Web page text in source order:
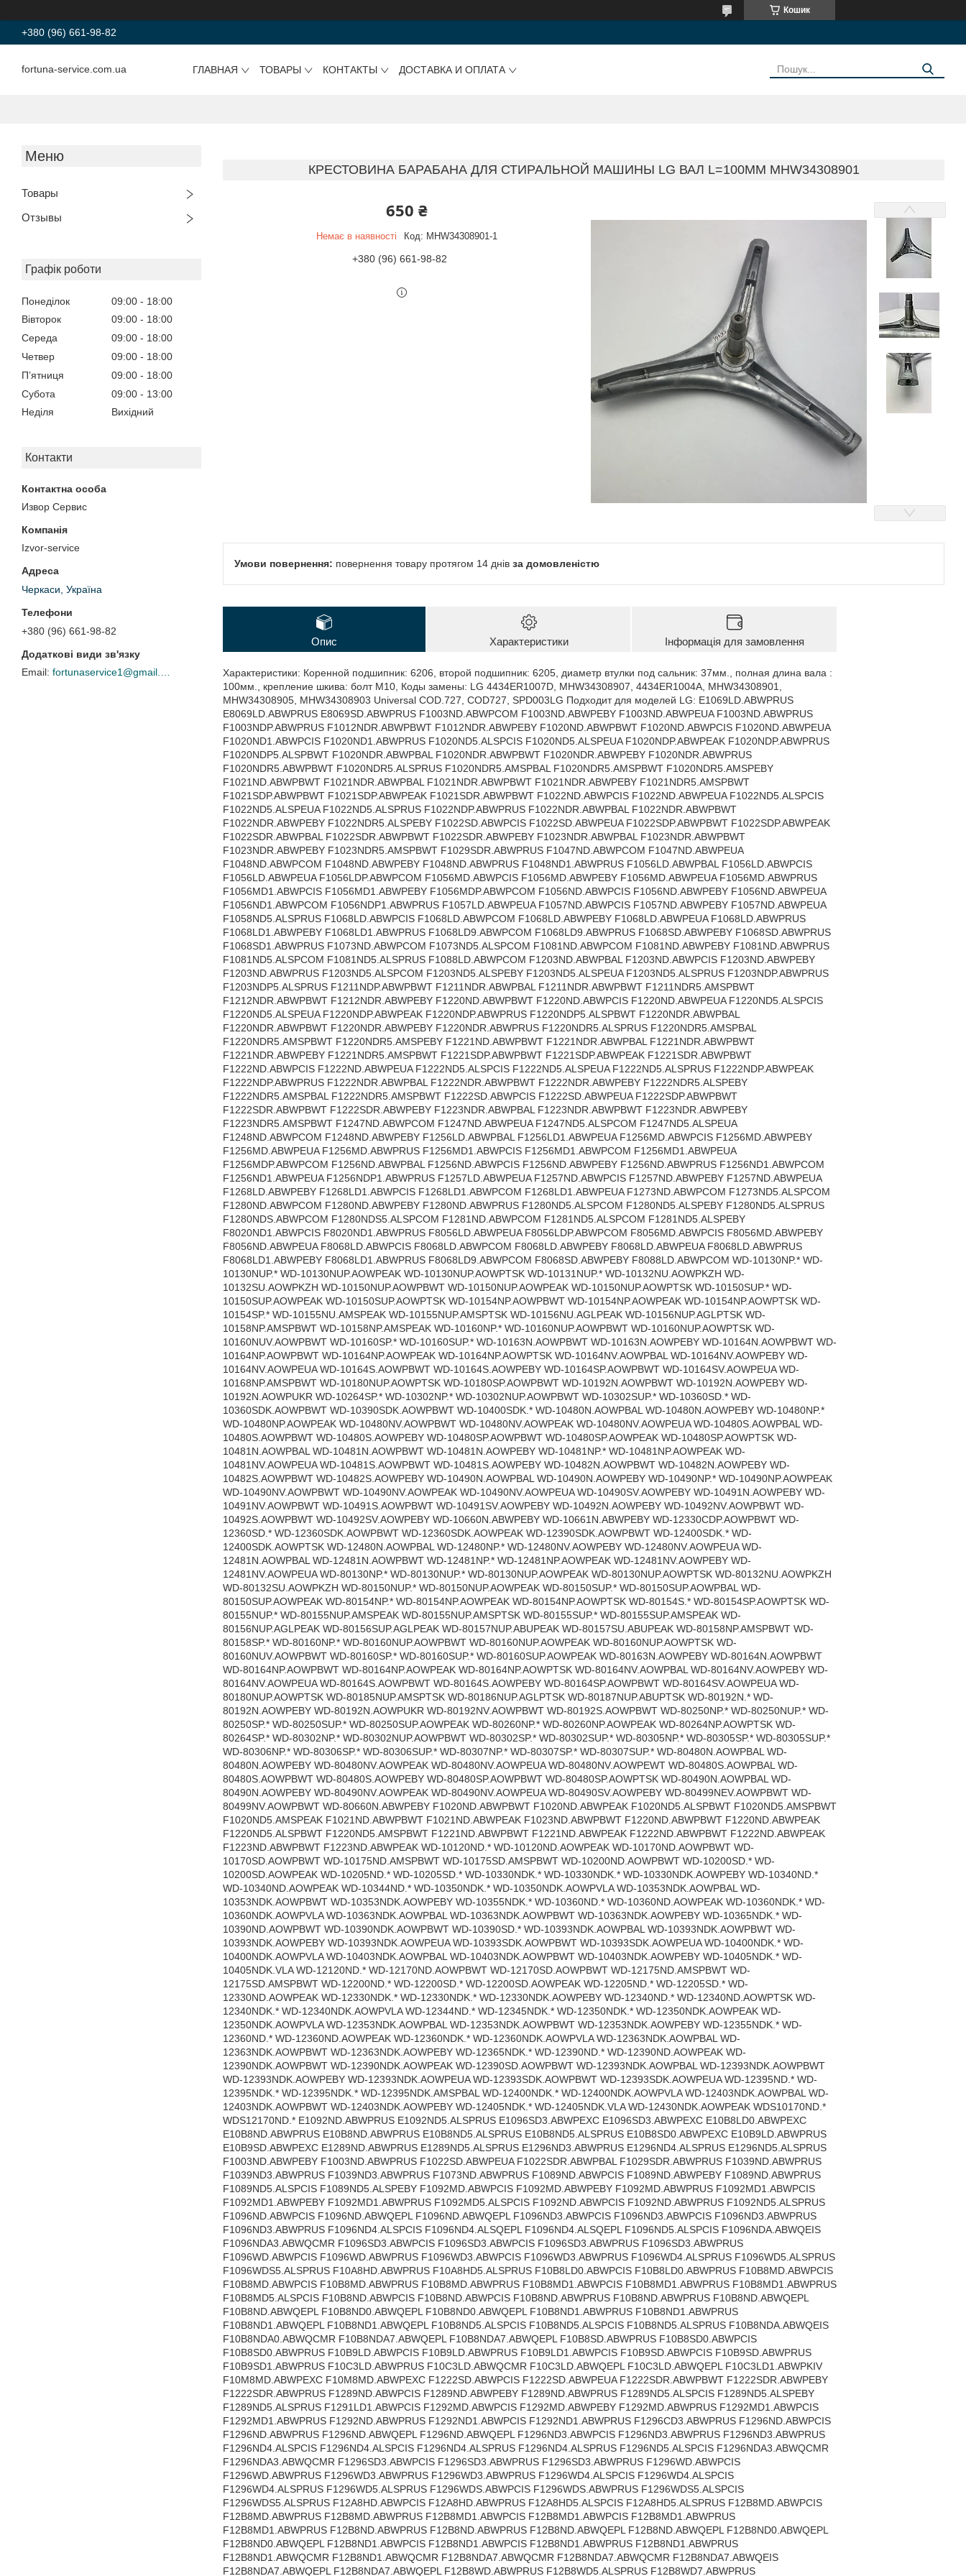
Кошик
+380 (96) 661-98-82
fortuna-service.com.ua ГЛАВНАЯ ТОВАРЫ КОНТАКТЫ ДОСТАВКА И ОПЛАТА
Товары
Отзывы
Графік роботи
Понеділок 09:00
18:00
Вівторок
09:00
18:00
Середа
09:00
18:00
Четвер
09:00
18:00
Пʼятниця
09:00
18:00
Субота
09:00
13:00
Неділя
Вихідний
Контакти
Извор Сервис
Izvor-service
Черкаси, Україна
+380 (96) 661-98-82
КРЕСТОВИНА БАРАБАНА ДЛЯ СТИРАЛЬНОЙ МАШИНЫ LG ВАЛ L=100MM MHW34308901
650 ₴
Немає в наявності Код: MHW34308901-1
+380 (96) 661-98-82
повернення товару протягом 14 днів за домовленістю
Опис Характеристики Інформація для замовлення
Характеристики: Коренной подшипник: 6206, второй подшипник: 6205, диаметр втулки под сальник: 37мм., полная длина вала : 100мм., крепление шкива: болт М10, Коды замены: LG 4434ER1007D, MHW34308907, 4434ER1004A, MHW34308901, MHW34308905, MHW34308903 Universal COD.727, COD727, SPD003LG Подходит для моделей LG: E1069LD.ABWPRUS E8069LD.ABWPRUS E8069SD.ABWPRUS F1003ND.ABWPCOM F1003ND.ABWPEBY F1003ND.ABWPEUA F1003ND.ABWPRUS F1003NDP.ABWPRUS F1012NDR.ABWPBWT F1012NDR.ABWPEBY F1020ND.ABWPBWT F1020ND.ABWPCIS F1020ND.ABWPEUA F1020ND1.ABWPCIS F1020ND1.ABWPRUS F1020ND5.ALSPCIS F1020ND5.ALSPEUA F1020NDP.ABWPEAK F1020NDP.ABWPRUS F1020NDP5.ALSPBWT F1020NDR.ABWPBAL F1020NDR.ABWPBWT F1020NDR.ABWPEBY F1020NDR.ABWPRUS F1020NDR5.ABWPBWT F1020NDR5.ALSPRUS F1020NDR5.AMSPBAL F1020NDR5.AMSPBWT F1020NDR5.AMSPEBY F1021ND.ABWPBWT F1021NDR.ABWPBAL F1021NDR.ABWPBWT F1021NDR.ABWPEBY F1021NDR5.AMSPBWT F1021SDP.ABWPBWT F1021SDP.ABWPEAK F1021SDR.ABWPBWT F1022ND.ABWPCIS F1022ND.ABWPEUA F1022ND5.ALSPCIS F1022ND5.ALSPEUA F1022ND5.ALSPRUS F1022NDP.ABWPRUS F1022NDR.ABWPBAL F1022NDR.ABWPBWT F1022NDR.ABWPEBY F1022NDR5.ALSPEBY F1022SD.ABWPCIS F1022SD.ABWPEUA F1022SDP.ABWPBWT F1022SDP.ABWPEAK F1022SDR.ABWPBAL F1022SDR.ABWPBWT F1022SDR.ABWPEBY F1023NDR.ABWPBAL F1023NDR.ABWPBWT F1023NDR.ABWPEBY F1023NDR5.AMSPBWT F1029SDR.ABWPRUS F1047ND.ABWPCOM F1047ND.ABWPEUA F1048ND.ABWPCOM F1048ND.ABWPEBY F1048ND.ABWPRUS F1048ND1.ABWPRUS F1056LD.ABWPBAL F1056LD.ABWPCIS F1056LD.ABWPEUA F1056LDP.ABWPCOM F1056MD.ABWPCIS F1056MD.ABWPEBY F1056MD.ABWPEUA F1056MD.ABWPRUS F1056MD1.ABWPCIS F1056MD1.ABWPEBY F1056MDP.ABWPCOM F1056ND.ABWPCIS F1056ND.ABWPEBY F1056ND.ABWPEUA F1056ND1.ABWPCOM F1056NDP1.ABWPRUS F1057LD.ABWPEUA F1057ND.ABWPCIS F1057ND.ABWPEBY F1057ND.ABWPEUA F1058ND5.ALSPRUS F1068LD.ABWPCIS F1068LD.ABWPCOM F1068LD.ABWPEBY F1068LD.ABWPEUA F1068LD.ABWPRUS F1068LD1.ABWPEBY F1068LD1.ABWPRUS F1068LD9.ABWPCOM F1068LD9.ABWPRUS F1068SD.ABWPEBY F1068SD.ABWPRUS F1068SD1.ABWPRUS F1073ND.ABWPCOM F1073ND5.ALSPCOM F1081ND.ABWPCOM F1081ND.ABWPEBY F1081ND.ABWPRUS F1081ND5.ALSPCOM F1081ND5.ALSPRUS F1088LD.ABWPCOM F1203ND.ABWPBAL F1203ND.ABWPCIS F1203ND.ABWPEBY F1203ND.ABWPRUS F1203ND5.ALSPCOM F1203ND5.ALSPEBY F1203ND5.ALSPEUA F1203ND5.ALSPRUS F1203NDP.ABWPRUS F1203NDP5.ALSPRUS F1211NDP.ABWPBWT F1211NDR.ABWPBAL F1211NDR.ABWPBWT F1211NDR5.AMSPBWT F1212NDR.ABWPBWT F1212NDR.ABWPEBY F1220ND.ABWPBWT F1220ND.ABWPCIS F1220ND.ABWPEUA F1220ND5.ALSPCIS F1220ND5.ALSPEUA F1220NDP.ABWPEAK F1220NDP.ABWPRUS F1220NDP5.ALSPBWT F1220NDR.ABWPBAL F1220NDR.ABWPBWT F1220NDR.ABWPEBY F1220NDR.ABWPRUS F1220NDR5.ALSPRUS F1220NDR5.AMSPBAL F1220NDR5.AMSPBWT F1220NDR5.AMSPEBY F1221ND.ABWPBWT F1221NDR.ABWPBAL F1221NDR.ABWPBWT F1221NDR.ABWPEBY F1221NDR5.AMSPBWT F1221SDP.ABWPBWT F1221SDP.ABWPEAK F1221SDR.ABWPBWT F1222ND.ABWPCIS F1222ND.ABWPEUA F1222ND5.ALSPCIS F1222ND5.ALSPEUA F1222ND5.ALSPRUS F1222NDP.ABWPEAK F1222NDP.ABWPRUS F1222NDR.ABWPBAL F1222NDR.ABWPBWT F1222NDR.ABWPEBY F1222NDR5.ALSPEBY F1222NDR5.AMSPBAL F1222NDR5.AMSPBWT F1222SD.ABWPCIS F1222SD.ABWPEUA F1222SDP.ABWPBWT F1222SDR.ABWPBWT F1222SDR.ABWPEBY F1223NDR.ABWPBAL F1223NDR.ABWPBWT F1223NDR.ABWPEBY F1223NDR5.AMSPBWT F1247ND.ABWPCOM F1247ND.ABWPEUA F1247ND5.ALSPCOM F1247ND5.ALSPEUA F1248ND.ABWPCOM F1248ND.ABWPEBY F1256LD.ABWPBAL F1256LD1.ABWPEUA F1256MD.ABWPCIS F1256MD.ABWPEBY F1256MD.ABWPEUA F1256MD.ABWPRUS F1256MD1.ABWPCIS F1256MD1.ABWPCOM F1256MD1.ABWPEUA F1256MDP.ABWPCOM F1256ND.ABWPBAL F1256ND.ABWPCIS F1256ND.ABWPEBY F1256ND.ABWPRUS F1256ND1.ABWPCOM F1256ND1.ABWPEUA F1256NDP1.ABWPRUS F1257LD.ABWPEUA F1257ND.ABWPCIS F1257ND.ABWPEBY F1257ND.ABWPEUA F1268LD.ABWPEBY F1268LD1.ABWPCIS F1268LD1.ABWPCOM F1268LD1.ABWPEUA F1273ND.ABWPCOM F1273ND5.ALSPCOM F1280ND.ABWPCOM F1280ND.ABWPEBY F1280ND.ABWPRUS F1280ND5.ALSPCOM F1280ND5.ALSPEBY F1280ND5.ALSPRUS F1280NDS.ABWPCOM F1280NDS5.ALSPCOM F1281ND.ABWPCOM F1281ND5.ALSPCOM F1281ND5.ALSPEBY F8020ND1.ABWPCIS F8020ND1.ABWPRUS F8056LD.ABWPEUA F8056LDP.ABWPCOM F8056MD.ABWPCIS F8056MD.ABWPEBY F8056ND.ABWPEUA F8068LD.ABWPCIS F8068LD.ABWPCOM F8068LD.ABWPEBY F8068LD.ABWPEUA F8068LD.ABWPRUS F8068LD1.ABWPEBY F8068LD1.ABWPRUS F8068LD9.ABWPCOM F8068SD.ABWPEBY F8088LD.ABWPCOM WD-10130NP.* WD-10130NUP.* WD-10130NUP.AOWPEAK WD-10130NUP.AOWPTSK WD-10131NUP.* WD-10132NU.AOWPKZH WD-10132SU.AOWPKZH WD-10150NUP.AOWPBWT WD-10150NUP.AOWPEAK WD-10150NUP.AOWPTSK WD-10150SUP.* WD-10150SUP.AOWPEAK WD-10150SUP.AOWPTSK WD-10154NP.AOWPBWT WD-10154NP.AOWPEAK WD-10154NP.AOWPTSK WD-10154SP.* WD-10155NU.AMSPEAK WD-10155NUP.AMSPTSK WD-10156NU.AGLPEAK WD-10156NUP.AGLPTSK WD-10158NP.AMSPBWT WD-10158NP.AMSPEAK WD-10160NP.* WD-10160NUP.AOWPBWT WD-10160NUP.AOWPTSK WD-10160NUV.AOWPBWT WD-10160SP.* WD-10160SUP.* WD-10163N.AOWPBWT WD-10163N.AOWPEBY WD-10164N.AOWPBWT WD-10164NP.AOWPBWT WD-10164NP.AOWPEAK WD-10164NP.AOWPTSK WD-10164NV.AOWPBAL WD-10164NV.AOWPEBY WD-10164NV.AOWPEUA WD-10164S.AOWPBWT WD-10164S.AOWPEBY WD-10164SP.AOWPBWT WD-10164SV.AOWPEUA WD-10168NP.AMSPBWT WD-10180NUP.AOWPTSK WD-10180SP.AOWPBWT WD-10192N.AOWPBWT WD-10192N.AOWPEBY WD-10192N.AOWPUKR WD-10264SP.* WD-10302NP.* WD-10302NUP.AOWPBWT WD-10302SUP.* WD-10360SD.* WD-10360SDK.AOWPBWT WD-10390SDK.AOWPBWT WD-10400SDK.* WD-10480N.AOWPBAL WD-10480N.AOWPEBY WD-10480NP.* WD-10480NP.AOWPEAK WD-10480NV.AOWPBWT WD-10480NV.AOWPEAK WD-10480NV.AOWPEUA WD-10480S.AOWPBAL WD-10480S.AOWPBWT WD-10480S.AOWPEBY WD-10480SP.AOWPBWT WD-10480SP.AOWPEAK WD-10480SP.AOWPTSK WD-10481N.AOWPBAL WD-10481N.AOWPBWT WD-10481N.AOWPEBY WD-10481NP.* WD-10481NP.AOWPEAK WD-10481NV.AOWPEUA WD-10481S.AOWPBWT WD-10481S.AOWPEBY WD-10482N.AOWPBWT WD-10482N.AOWPEBY WD-10482S.AOWPBWT WD-10482S.AOWPEBY WD-10490N.AOWPBAL WD-10490N.AOWPEBY WD-10490NP.* WD-10490NP.AOWPEAK WD-10490NV.AOWPBWT WD-10490NV.AOWPEAK WD-10490NV.AOWPEUA WD-10490SV.AOWPEBY WD-10491N.AOWPEBY WD-10491NV.AOWPBWT WD-10491S.AOWPBWT WD-10491SV.AOWPEBY WD-10492N.AOWPEBY WD-10492NV.AOWPBWT WD-10492S.AOWPBWT WD-10492SV.AOWPEBY WD-10660N.ABWPEBY WD-10661N.ABWPEBY WD-12330CDP.AOWPBWT WD-12360SD.* WD-12360SDK.AOWPBWT WD-12360SDK.AOWPEAK WD-12390SDK.AOWPBWT WD-12400SDK.* WD-12400SDK.AOWPTSK WD-12480N.AOWPBAL WD-12480NP.* WD-12480NV.AOWPEBY WD-12480NV.AOWPEUA WD-12481N.AOWPBAL WD-12481N.AOWPBWT WD-12481NP.* WD-12481NP.AOWPEAK WD-12481NV.AOWPEBY WD-12481NV.AOWPEUA WD-80130NP.* WD-80130NUP.* WD-80130NUP.AOWPEAK WD-80130NUP.AOWPTSK WD-80132NU.AOWPKZH WD-80132SU.AOWPKZH WD-80150NUP.* WD-80150NUP.AOWPEAK WD-80150SUP.* WD-80150SUP.AOWPBAL WD-80150SUP.AOWPEAK WD-80154NP.* WD-80154NP.AOWPEAK WD-80154NP.AOWPTSK WD-80154S.* WD-80154SP.AOWPTSK WD-80155NUP.* WD-80155NUP.AMSPEAK WD-80155NUP.AMSPTSK WD-80155SUP.* WD-80155SUP.AMSPEAK WD-80156NUP.AGLPEAK WD-80156SUP.AGLPEAK WD-80157NUP.ABUPEAK WD-80157SU.ABUPEAK WD-80158NP.AMSPBWT WD-80158SP.* WD-80160NP.* WD-80160NUP.AOWPBWT WD-80160NUP.AOWPEAK WD-80160NUP.AOWPTSK WD-80160NUV.AOWPBWT WD-80160SP.* WD-80160SUP.* WD-80160SUP.AOWPEAK WD-80163N.AOWPEBY WD-80164N.AOWPBWT WD-80164NP.AOWPBWT WD-80164NP.AOWPEAK WD-80164NP.AOWPTSK WD-80164NV.AOWPBAL WD-80164NV.AOWPEBY WD-80164NV.AOWPEUA WD-80164S.AOWPBWT WD-80164S.AOWPEBY WD-80164SP.AOWPBWT WD-80164SV.AOWPEUA WD-80180NUP.AOWPTSK WD-80185NUP.AMSPTSK WD-80186NUP.AGLPTSK WD-80187NUP.ABUPTSK WD-80192N.* WD-80192N.AOWPEBY WD-80192N.AOWPUKR WD-80192NV.AOWPBWT WD-80192S.AOWPBWT WD-80250NP.* WD-80250NUP.* WD-80250SP.* WD-80250SUP.* WD-80250SUP.AOWPEAK WD-80260NP.* WD-80260NP.AOWPEAK WD-80264NP.AOWPTSK WD-80264SP.* WD-80302NP.* WD-80302NUP.AOWPBWT WD-80302SP.* WD-80302SUP.* WD-80305NP.* WD-80305SP.* WD-80305SUP.* WD-80306NP.* WD-80306SP.* WD-80306SUP.* WD-80307NP.* WD-80307SP.* WD-80307SUP.* WD-80480N.AOWPBAL WD-80480N.AOWPEBY WD-80480NV.AOWPEAK WD-80480NV.AOWPEUA WD-80480NV.AOWPEWT WD-80480S.AOWPBAL WD-80480S.AOWPBWT WD-80480S.AOWPEBY WD-80480SP.AOWPBWT WD-80480SP.AOWPTSK WD-80490N.AOWPBAL WD-80490N.AOWPEBY WD-80490NV.AOWPEAK WD-80490NV.AOWPEUA WD-80490SV.AOWPEBY WD-80499NEV.AOWPBWT WD-80499NV.AOWPBWT WD-80660N.ABWPEBY F1020ND.ABWPBWT F1020ND.ABWPEAK F1020ND5.ALSPBWT F1020ND5.AMSPBWT F1020ND5.AMSPEAK F1021ND.ABWPBWT F1021ND.ABWPEAK F1023ND.ABWPBWT F1220ND.ABWPBWT F1220ND.ABWPEAK F1220ND5.ALSPBWT F1220ND5.AMSPBWT F1221ND.ABWPBWT F1221ND.ABWPEAK F1222ND.ABWPBWT F1222ND.ABWPEAK F1223ND.ABWPBWT F1223ND.ABWPEAK WD-10120ND.* WD-10120ND.AOWPEAK WD-10170ND.AOWPBWT WD-10170SD.AOWPBWT WD-10175ND.AMSPBWT WD-10175SD.AMSPBWT WD-10200ND.AOWPBWT WD-10200SD.* WD-10200SD.AOWPEAK WD-10205ND.* WD-10205SD.* WD-10330NDK.* WD-10330NDK.* WD-10330NDK.AOWPEBY WD-10340ND.* WD-10340ND.AOWPEAK WD-10344ND.* WD-10350NDK.* WD-10350NDK.AOWPVLA WD-10353NDK.AOWPBAL WD-10353NDK.AOWPBWT WD-10353NDK.AOWPEBY WD-10355NDK.* WD-10360ND.* WD-10360ND.AOWPEAK WD-10360NDK.* WD-10360NDK.AOWPVLA WD-10363NDK.AOWPBAL WD-10363NDK.AOWPBWT WD-10363NDK.AOWPEBY WD-10365NDK.* WD-10390ND.AOWPBWT WD-10390NDK.AOWPBWT WD-10390SD.* WD-10393NDK.AOWPBAL WD-10393NDK.AOWPBWT WD-10393NDK.AOWPEBY WD-10393NDK.AOWPEUA WD-10393SDK.AOWPBWT WD-10393SDK.AOWPEUA WD-10400NDK.* WD-10400NDK.AOWPVLA WD-10403NDK.AOWPBAL WD-10403NDK.AOWPBWT WD-10403NDK.AOWPEBY WD-10405NDK.* WD-10405NDK.VLA WD-12120ND.* WD-12170ND.AOWPBWT WD-12170SD.AOWPBWT WD-12175ND.AMSPBWT WD-12175SD.AMSPBWT WD-12200ND.* WD-12200SD.* WD-12200SD.AOWPEAK WD-12205ND.* WD-12205SD.* WD-12330ND.AOWPEAK WD-12330NDK.* WD-12330NDK.* WD-12330NDK.AOWPEBY WD-12340ND.* WD-12340ND.AOWPTSK WD-12340NDK.* WD-12340NDK.AOWPVLA WD-12344ND.* WD-12345NDK.* WD-12350NDK.* WD-12350NDK.AOWPEAK WD-12350NDK.AOWPVLA WD-12353NDK.AOWPBAL WD-12353NDK.AOWPBWT WD-12353NDK.AOWPEBY WD-12355NDK.* WD-12360ND.* WD-12360ND.AOWPEAK WD-12360NDK.* WD-12360NDK.AOWPVLA WD-12363NDK.AOWPBAL WD-12363NDK.AOWPBWT WD-12363NDK.AOWPEBY WD-12365NDK.* WD-12390ND.* WD-12390ND.AOWPEAK WD-12390NDK.AOWPBWT WD-12390NDK.AOWPEAK WD-12390SD.AOWPBWT WD-12393NDK.AOWPBAL WD-12393NDK.AOWPBWT WD-12393NDK.AOWPEBY WD-12393NDK.AOWPEUA WD-12393SDK.AOWPBWT WD-12393SDK.AOWPEUA WD-12395ND.* WD-12395NDK.* WD-12395NDK.* WD-12395NDK.AMSPBAL WD-12400NDK.* WD-12400NDK.AOWPVLA WD-12403NDK.AOWPBAL WD-12403NDK.AOWPBWT WD-12403NDK.AOWPEBY WD-12405NDK.* WD-12405NDK.VLA WD-1